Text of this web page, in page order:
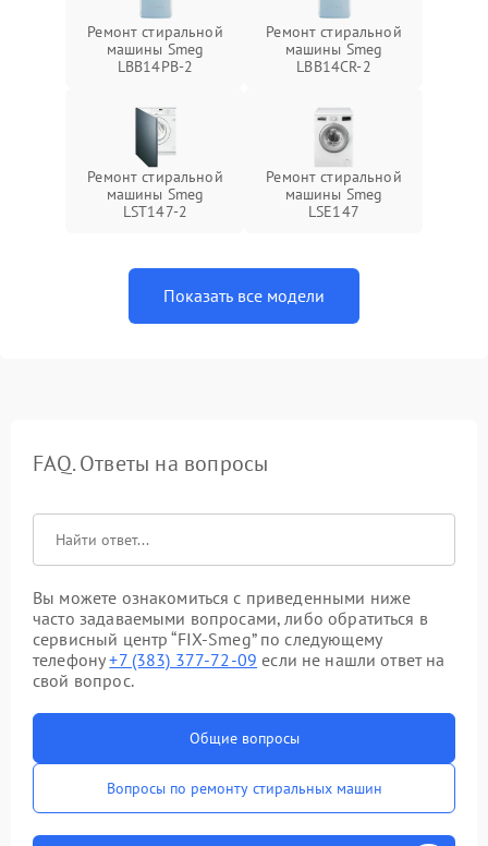
Ремонт стиральной
машины Smeg
LBB14PB-2
Ремонт стиральной
машины Smeg
LBB14CR-2
Ремонт стиральной
машины Smeg
LST147-2
Ремонт стиральной
машины Smeg
LSE147
Показать все модели
FAQ. Ответы на вопросы
Вы можете ознакомиться с приведенными ниже
часто задаваемыми вопросами, либо обратиться в
сервисный центр “FIX-Smeg” по следующему
телефону+7 (383) 377-72-09 если не нашли ответ на
свой вопрос.
Общие вопросы
Вопросы по ремонту стиральных машин